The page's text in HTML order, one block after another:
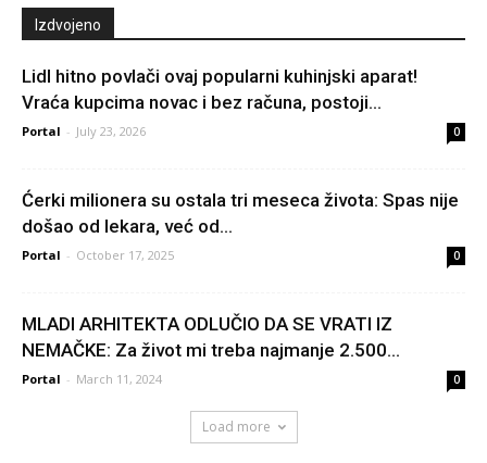
Izdvojeno
Lidl hitno povlači ovaj popularni kuhinjski aparat!
Vraća kupcima novac i bez računa, postoji...
Portal - July 23, 2026 0
Ćerki milionera su ostala tri meseca života: Spas nije
došao od lekara, već od...
Portal - October 17, 2025 0
MLADI ARHITEKTA ODLUČIO DA SE VRATI IZ
NEMAČKE: Za život mi treba najmanje 2.500...
Portal - March 11, 2024 0
Load more